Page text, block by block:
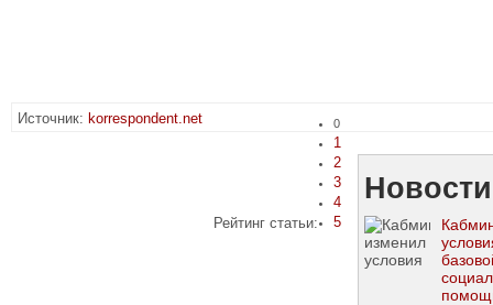
Источник: korrespondent.net
Рейтинг статьи:
0
1
2
3
4
5